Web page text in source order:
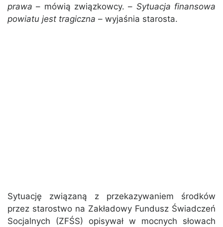
prawa – mówią związkowcy. – Sytuacja finansowa
powiatu jest tragiczna – wyjaśnia starosta.
Sytuację związaną z przekazywaniem środków
przez starostwo na Zakładowy Fundusz Świadczeń
Socjalnych (ZFŚS) opisywał w mocnych słowach